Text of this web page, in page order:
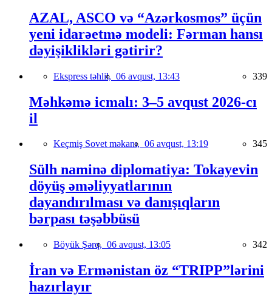
AZAL, ASCO və “Azərkosmos” üçün
yeni idarəetmə modeli: Fərman hansı
dəyişiklikləri gətirir?
Ekspress təhlil, 06 avqust, 13:43 339
Məhkəmə icmalı: 3–5 avqust 2026-cı
il
Keçmiş Sovet məkanı, 06 avqust, 13:19 345
Sülh naminə diplomatiya: Tokayevin
döyüş əməliyyatlarının
dayandırılması və danışıqların
bərpası təşəbbüsü
Böyük Şərq, 06 avqust, 13:05 342
İran və Ermənistan öz “TRIPP”lərini
hazırlayır